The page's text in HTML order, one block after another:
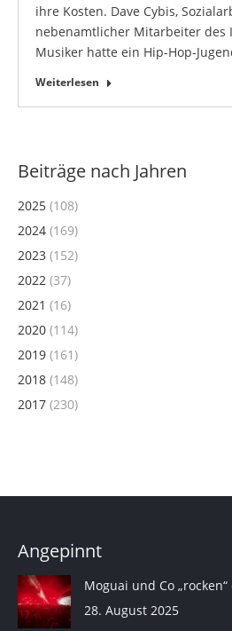
ihre Kosten. Dave Cybis,
nebenamtlicher Mitarbeiter des
Musiker hatte ein Hip-Hop-
Weiterlesen
Beiträge nach Jahren
2025 (108)
2024 (169)
2023 (152)
2022 (37)
2021 (16)
2020 (114)
2019 (161)
2018 (148)
2017 (230)
Angepinnt
Moguai und Co
28. August 2025